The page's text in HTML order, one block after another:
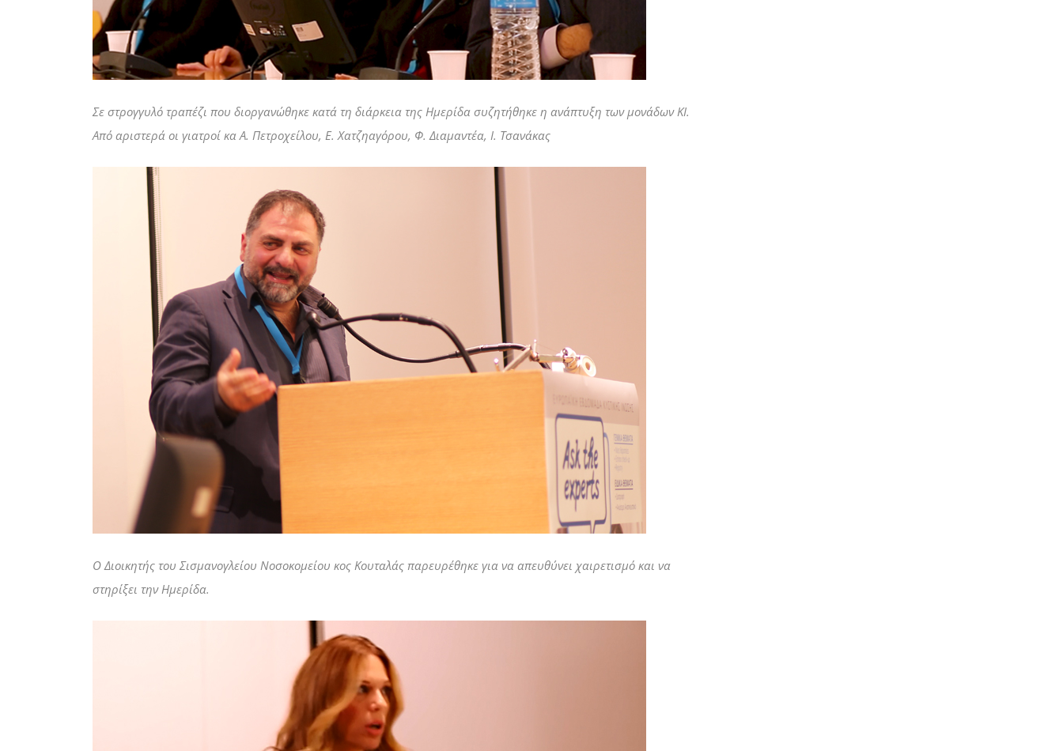
Σε στρογγυλό τραπέζι που διοργανώθηκε κατά τη διάρκεια της Ημερίδα συζητήθηκε η ανάπτυξη των μονάδων ΚΙ.
Από αριστερά οι γιατροί κα Α. Πετροχείλου, Ε. Χατζηαγόρου, Φ. Διαμαντέα, Ι. Τσανάκας
Ο Διοικητής του Σισμανογλείου Νοσοκομείου κος Κουταλάς παρευρέθηκε για να απευθύνει χαιρετισμό και να
στηρίξει την Ημερίδα.